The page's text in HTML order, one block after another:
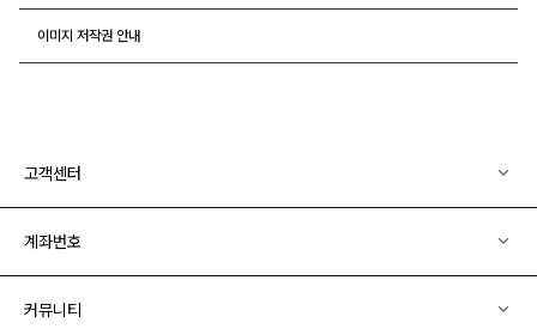
이미지 저작권 안내
고객센터
계좌번호
커뮤니티